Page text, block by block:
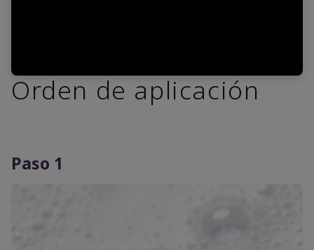
Orden de aplicación
Paso 1